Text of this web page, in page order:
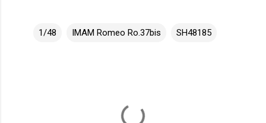
1/48 IMAM Romeo Ro.37bis SH48185